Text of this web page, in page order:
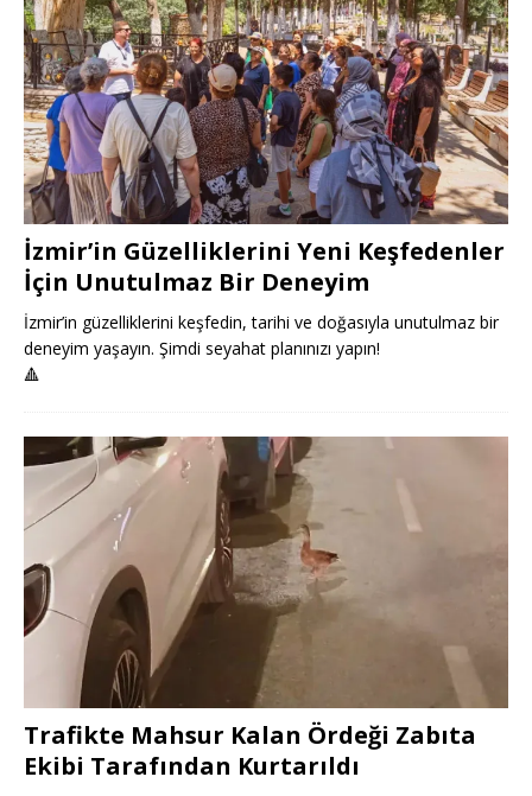
İzmir’in Güzelliklerini Yeni Keşfedenler
İçin Unutulmaz Bir Deneyim
İzmir’in güzelliklerini keşfedin, tarihi ve doğasıyla unutulmaz bir
deneyim yaşayın. Şimdi seyahat planınızı yapın!
🔺
Trafikte Mahsur Kalan Ördeği Zabıta
Ekibi Tarafından Kurtarıldı